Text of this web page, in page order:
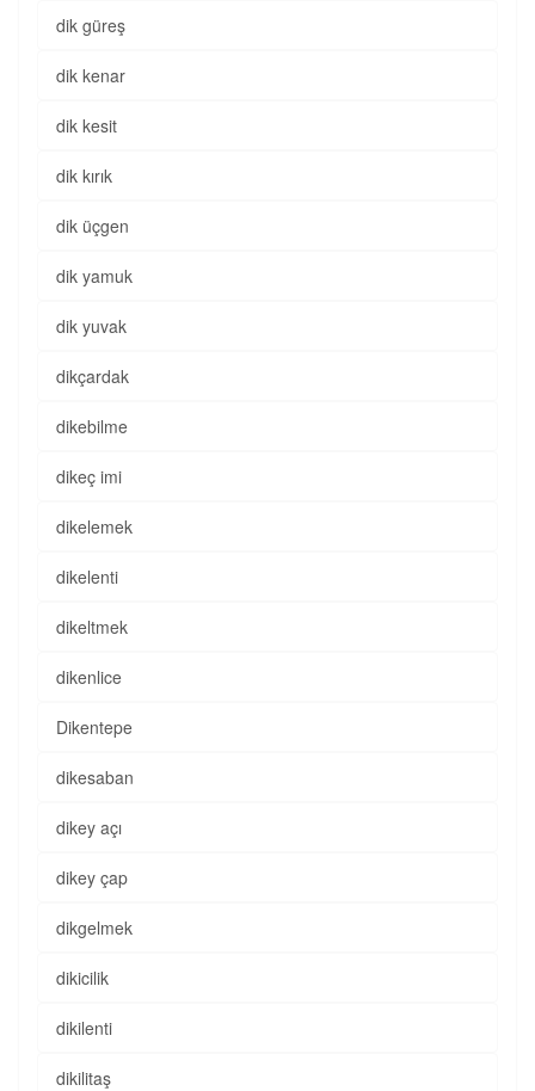
dik güreş
dik kenar
dik kesit
dik kırık
dik üçgen
dik yamuk
dik yuvak
dikçardak
dikebilme
dikeç imi
dikelemek
dikelenti
dikeltmek
dikenlice
Dikentepe
dikesaban
dikey açı
dikey çap
dikgelmek
dikicilik
dikilenti
dikilitaş